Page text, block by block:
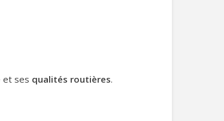
et ses qualités routières.